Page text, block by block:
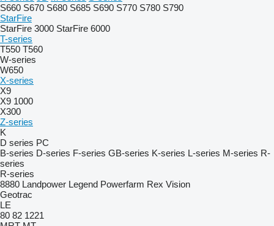
S660 S670 S680 S685 S690 S770 S780 S790
StarFire
StarFire 3000 StarFire 6000
T-series
T550 T560
W-series
W650
X-series
X9
X9 1000
X300
Z-series
K
D series PC
B-series D-series F-series GB-series K-series L-series M-series R-
series
R-series
8880 Landpower Legend Powerfarm Rex Vision
Geotrac
LE
80 82 1221